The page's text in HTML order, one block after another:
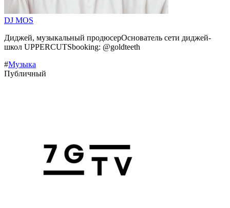
DJ MOS
Диджей, музыкальный продюсерОснователь сети диджей-
школ UPPERCUTSbooking: @goldteeth
#Музыка
Публичный